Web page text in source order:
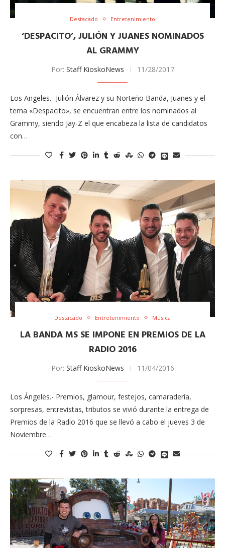
Destacado Entretenimiento
‘DESPACITO’, JULIÓN Y JUANES NOMINADOS
AL GRAMMY
Por: Staff KioskoNews 11/28/2017
Los Angeles.- Julión Álvarez y su Norteño Banda, Juanes y el
tema «Despacito», se encuentran entre los nominados al
Grammy, siendo Jay-Z el que encabeza la lista de candidatos
con…
Destacado Entretenimiento Música
LA BANDA MS SE IMPONE EN PREMIOS DE LA
RADIO 2016
Por: Staff KioskoNews 11/04/2016
Los Ángeles.- Premios, glamour, festejos, camaradería,
sorpresas, entrevistas, tributos se vivió durante la entrega de
Premios de la Radio 2016 que se llevó a cabo el jueves 3 de
Noviembre…